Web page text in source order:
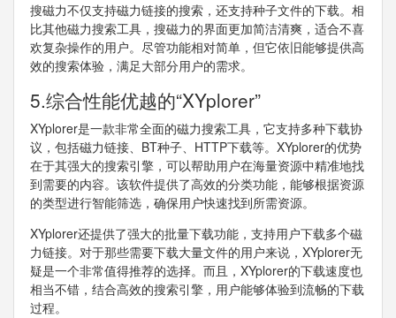
搜磁力不仅支持磁力链接的搜索，还支持种子文件的下载。相
比其他磁力搜索工具，搜磁力的界面更加简洁清爽，适合不喜
欢复杂操作的用户。尽管功能相对简单，但它依旧能够提供高
效的搜索体验，满足大部分用户的需求。
5.综合性能优越的“XYplorer”
XYplorer是一款非常全面的磁力搜索工具，它支持多种下载协
议，包括磁力链接、BT种子、HTTP下载等。XYplorer的优势
在于其强大的搜索引擎，可以帮助用户在海量资源中精准地找
到需要的内容。该软件提供了高效的分类功能，能够根据资源
的类型进行智能筛选，确保用户快速找到所需资源。
XYplorer还提供了强大的批量下载功能，支持用户下载多个磁
力链接。对于那些需要下载大量文件的用户来说，XYplorer无
疑是一个非常值得推荐的选择。而且，XYplorer的下载速度也
相当不错，结合高效的搜索引擎，用户能够体验到流畅的下载
过程。